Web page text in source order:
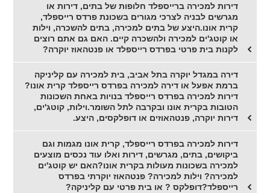
דירות למכירה ברייספלד חלופות של בתים, דירות או
מגרשים לבניה לצרכי מגורים בשכונת פרדס רייספלד,
קרית אונו.היצע של בתים למכירה, בתים להשכרה, וילות
או קוטג'ים למכירה ולהשכרה קיים. האם גם אתם רוצים
לקנות בית פרטי בפרדס רייספלד או פנטהאוז יוקרה?
דירה במגדל יוקרה בתל אביב, בית למכירה עם קליניקה
ברמת אפעל או דירה למכירה בפרדס רייספלד קרית אונו?
דירות למכירה בפרדס רייספלד בנויות באחת השכונות
הטובות בקרית אונו ובקרבה לתל השומר.וילות, קוטג'ים,
דירות יוקרה, פנטהאוזים או דופלקסים, היצע.
דירות למכירה בפרדס רייספלד, קרית אונו מגמות וגם
ביקושים, בתים, מגרשים, דירות ואלו עוד נכסים מוצעים
למכירה בשכונות מעולות בקרית אונו?האם יש קוטג'ים
למכירה? וילות למכירה? פנטהאוז יוקרתי בפרדס
רייספלד?דופלקס ? או בית פרטי עם קליניקה?